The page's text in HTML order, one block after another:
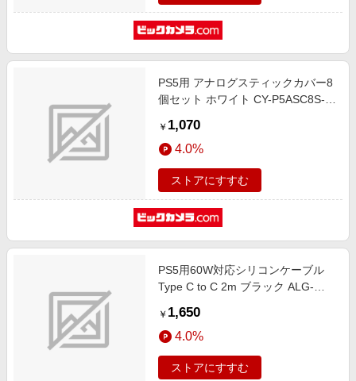
PS5用 アナログスティックカバー8
個セット ホワイト CY-P5ASC8S-
￥ 1,070
4.0%
ストアにすすむ
PS5用60W対応シリコンケーブル
Type C to C 2m ブラック ALG-
￥ 1,650
4.0%
ストアにすすむ